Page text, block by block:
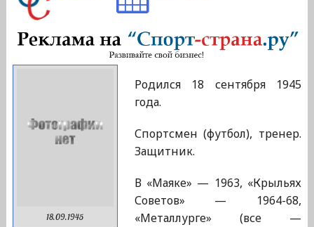
18.09.1945
Родился 18 сентября 1945
года.
Спортсмен (футбол), тренер.
Защитник.
В «Маяке» — 1963, «Крыльях
Советов» — 1964-68,
«Металлурге» (все —